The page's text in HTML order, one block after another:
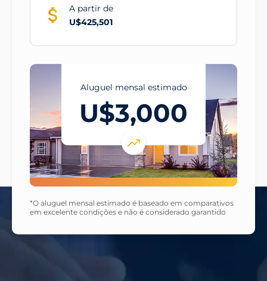
A partir de
U$425,501
Aluguel mensal estimado
U$3,000
*O aluguel mensal estimado é baseado em comparativos
em excelente condições e não é considerado garantido